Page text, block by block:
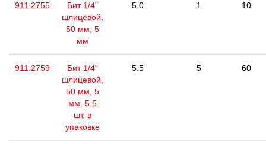
911.2755
Бит 1/4"
шлицевой,
50 мм, 5
мм
5.0 1 10
911.2759
Бит 1/4"
шлицевой,
50 мм, 5
мм, 5,5
шт. в
упаковке
5.5 5 60